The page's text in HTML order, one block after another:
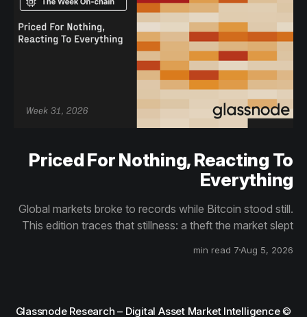
Priced For Nothing, Reacting To
Everything
Global markets broke to records while Bitcoin stood still.
This edition traces that stillness: a theft the market slept
than capitulation, and an options market priced for
Aug 5, 2026
7 min read
Glassnode Research – Digital Asset Market Intelligence©